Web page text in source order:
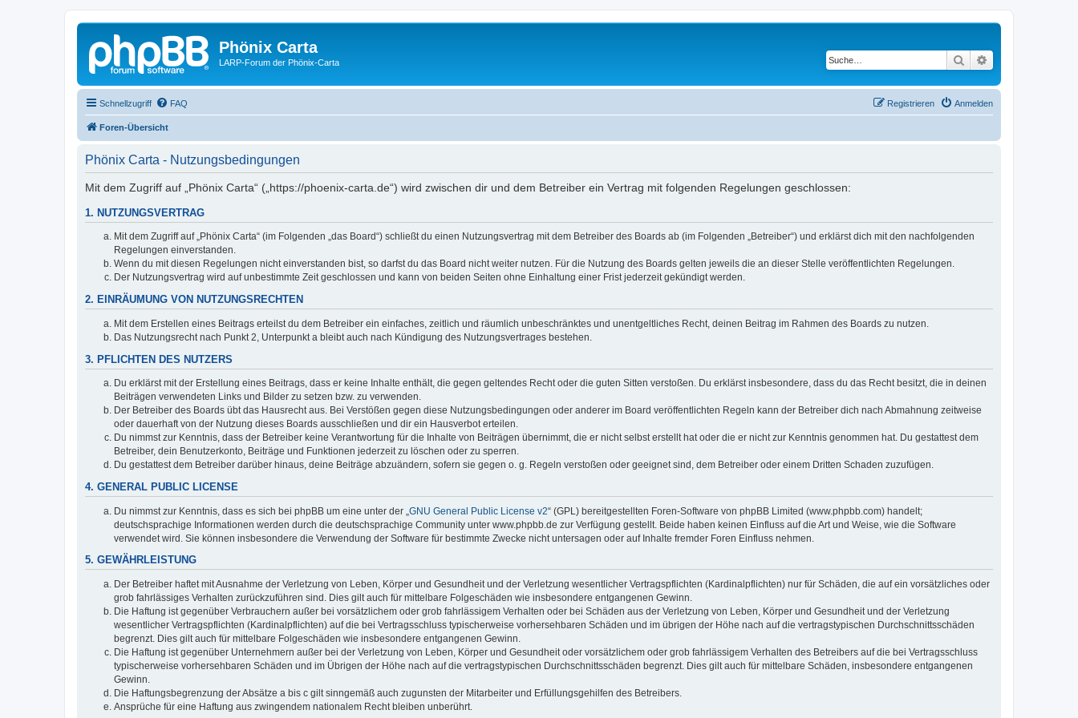
Phönix Carta
LARP-Forum der Phönix-Carta Suche
Schnellzugriff FAQ Anmelden
Registrieren
Foren-Übersicht
Phönix Carta - Nutzungsbedingungen
Mit dem Zugriff auf „Phönix Carta“ („https://phoenix-carta.de“) wird zwischen dir und dem Betreiber ein Vertrag mit folgenden Regelungen geschlossen:
1. NUTZUNGSVERTRAG
Mit dem Zugriff auf „Phönix Carta“ (im Folgenden „das Board“) schließt du einen Nutzungsvertrag mit dem Betreiber des Boards ab (im Folgenden „Betreiber“) und erklärst dich mit den nachfolgenden
Regelungen einverstanden.
Wenn du mit diesen Regelungen nicht einverstanden bist, so darfst du das Board nicht weiter nutzen. Für die Nutzung des Boards gelten jeweils die an dieser Stelle veröffentlichten Regelungen.
Der Nutzungsvertrag wird auf unbestimmte Zeit geschlossen und kann von beiden Seiten ohne Einhaltung einer Frist jederzeit gekündigt werden.
2. EINRÄUMUNG VON NUTZUNGSRECHTEN
Mit dem Erstellen eines Beitrags erteilst du dem Betreiber ein einfaches, zeitlich und räumlich unbeschränktes und unentgeltliches Recht, deinen Beitrag im Rahmen des Boards zu nutzen.
Das Nutzungsrecht nach Punkt 2, Unterpunkt a bleibt auch nach Kündigung des Nutzungsvertrages bestehen.
3. PFLICHTEN DES NUTZERS
Du erklärst mit der Erstellung eines Beitrags, dass er keine Inhalte enthält, die gegen geltendes Recht oder die guten Sitten verstoßen. Du erklärst insbesondere, dass du das Recht besitzt, die in deinen
Beiträgen verwendeten Links und Bilder zu setzen bzw. zu verwenden.
Der Betreiber des Boards übt das Hausrecht aus. Bei Verstößen gegen diese Nutzungsbedingungen oder anderer im Board veröffentlichten Regeln kann der Betreiber dich nach Abmahnung zeitweise
oder dauerhaft von der Nutzung dieses Boards ausschließen und dir ein Hausverbot erteilen.
Du nimmst zur Kenntnis, dass der Betreiber keine Verantwortung für die Inhalte von Beiträgen übernimmt, die er nicht selbst erstellt hat oder die er nicht zur Kenntnis genommen hat. Du gestattest dem
Betreiber, dein Benutzerkonto, Beiträge und Funktionen jederzeit zu löschen oder zu sperren.
Du gestattest dem Betreiber darüber hinaus, deine Beiträge abzuändern, sofern sie gegen o. g. Regeln verstoßen oder geeignet sind, dem Betreiber oder einem Dritten Schaden zuzufügen.
4. GENERAL PUBLIC LICENSE
Du nimmst zur Kenntnis, dass es sich bei phpBB um eine unter der „ GNU General Public License v2“ (GPL) bereitgestellten Foren-Software von phpBB Limited (www.phpbb.com) handelt;
deutschsprachige Informationen werden durch die deutschsprachige Community unter www.phpbb.de zur Verfügung gestellt. Beide haben keinen Einfluss auf die Art und Weise, wie die Software
verwendet wird. Sie können insbesondere die Verwendung der Software für bestimmte Zwecke nicht untersagen oder auf Inhalte fremder Foren Einfluss nehmen.
5. GEWÄHRLEISTUNG
Der Betreiber haftet mit Ausnahme der Verletzung von Leben, Körper und Gesundheit und der Verletzung wesentlicher Vertragspflichten (Kardinalpflichten) nur für Schäden, die auf ein vorsätzliches oder
grob fahrlässiges Verhalten zurückzuführen sind. Dies gilt auch für mittelbare Folgeschäden wie insbesondere entgangenen Gewinn.
Die Haftung ist gegenüber Verbrauchern außer bei vorsätzlichem oder grob fahrlässigem Verhalten oder bei Schäden aus der Verletzung von Leben, Körper und Gesundheit und der Verletzung
wesentlicher Vertragspflichten (Kardinalpflichten) auf die bei Vertragsschluss typischerweise vorhersehbaren Schäden und im übrigen der Höhe nach auf die vertragstypischen Durchschnittsschäden
begrenzt. Dies gilt auch für mittelbare Folgeschäden wie insbesondere entgangenen Gewinn.
Die Haftung ist gegenüber Unternehmern außer bei der Verletzung von Leben, Körper und Gesundheit oder vorsätzlichem oder grob fahrlässigem Verhalten des Betreibers auf die bei Vertragsschluss
typischerweise vorhersehbaren Schäden und im Übrigen der Höhe nach auf die vertragstypischen Durchschnittsschäden begrenzt. Dies gilt auch für mittelbare Schäden, insbesondere entgangenen
Gewinn.
Die Haftungsbegrenzung der Absätze a bis c gilt sinngemäß auch zugunsten der Mitarbeiter und Erfüllungsgehilfen des Betreibers.
Ansprüche für eine Haftung aus zwingendem nationalem Recht bleiben unberührt.